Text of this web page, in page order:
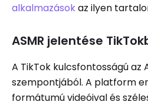
alkalmazásokaz ilyen
ASMR jelentése
A TikTok kulcsfontosságú az
szempontjából. A platform
formátumú videóival és